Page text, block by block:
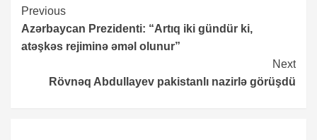
Continue
Reading
Previous
Azərbaycan Prezidenti: “Artıq iki gündür ki,
atəşkəs rejiminə əməl olunur”
Next
Rövnəq Abdullayev pakistanlı nazirlə görüşdü